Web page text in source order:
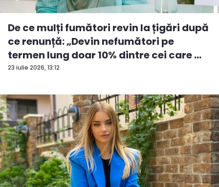
23 iulie 2026, 13:12
De ce mulți fumători revin la țigări după
ce renunță: „Devin nefumători pe
termen lung doar 10% dintre cei care ...